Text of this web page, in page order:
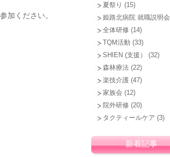
加ください。
夏祭り (15)
姫路北病院 就職説明会
全体研修 (14)
TQM活動 (33)
SHIEN (支援）
(32)
森林療法 (22)
楽技介護 (47)
家族会 (12)
院外研修 (20)
タクティールケア (3)
新着記事